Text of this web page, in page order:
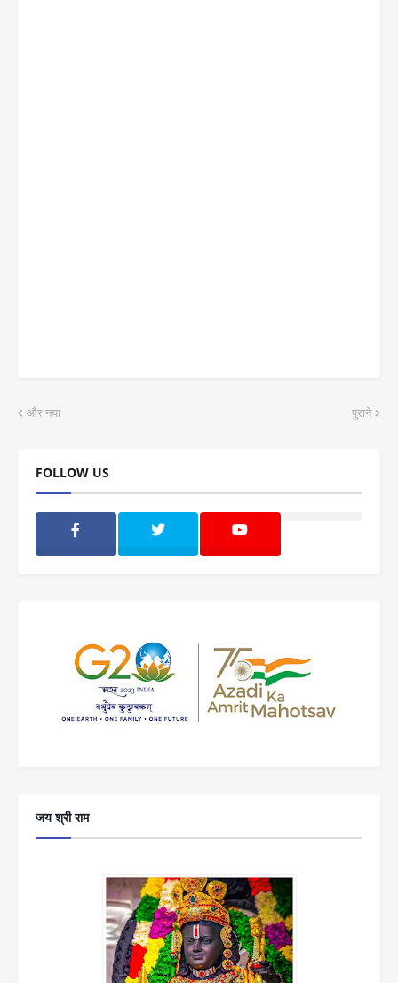
और नया पुराने
FOLLOW US
जय श्री राम